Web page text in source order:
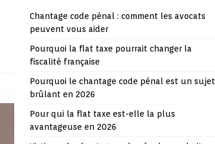
Chantage code pénal : comment les avocats
peuvent vous aider
Pourquoi la flat taxe pourrait changer la
fiscalité française
Pourquoi le chantage code pénal est un sujet
brûlant en 2026
Pour qui la flat taxe est-elle la plus
avantageuse en 2026